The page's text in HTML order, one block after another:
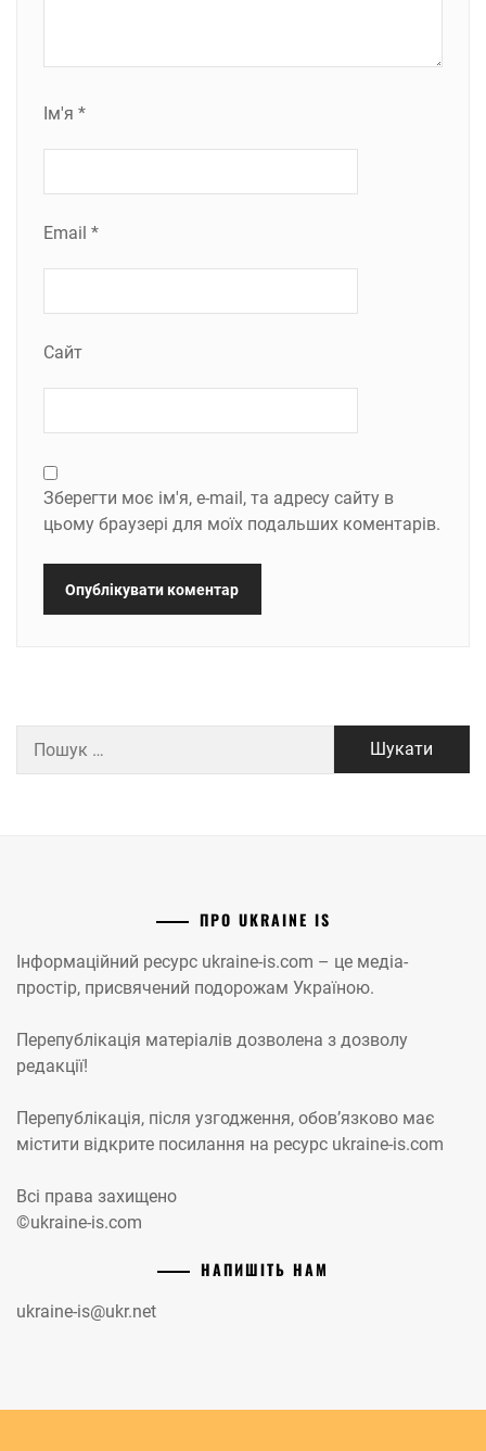
Ім'я *
Email *
Сайт
Зберегти моє ім'я, e-mail, та адресу сайту в
цьому браузері для моїх подальших коментарів.
ПРО UKRAINE IS
Інформаційний ресурс ukraine-is.com – це медіа-
простір, присвячений подорожам Україною.
Перепублікація матеріалів дозволена з дозволу
редакції!
Перепублікація, після узгодження, обов’язково має
містити відкрите посилання на ресурс ukraine-is.com
Всі права захищено
©ukraine-is.com
НАПИШІТЬ НАМ
ukraine-is@ukr.net